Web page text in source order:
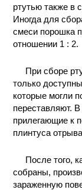
ртутью также в
Иногда для
смеси порошка
отношении 1 : 2.
При сборе
только
которые могли
переставляют.
прилегающие к
плинтуса
После того,
собраны,
зараженную